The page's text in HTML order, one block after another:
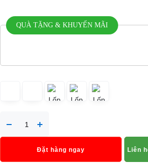
QUÀ TẶNG & KHUYẾN MÃI
Đặt hàng ngay Liên